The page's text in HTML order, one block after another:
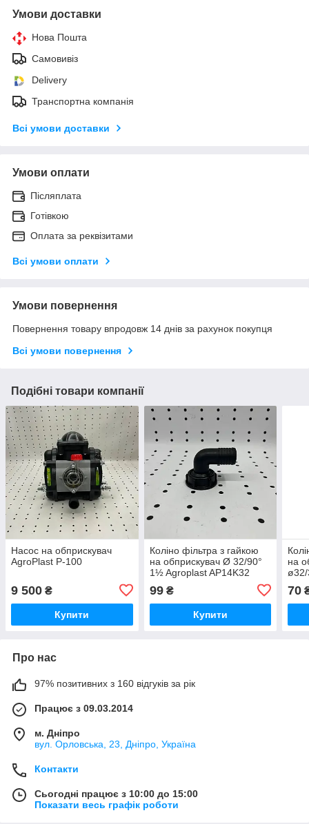
Умови доставки
Нова Пошта
Самовивіз
Delivery
Транспортна компанія
Всі умови доставки
Умови оплати
Післяплата
Готівкою
Оплата за реквізитами
Всі умови оплати
Умови повернення
Повернення товару впродовж 14 днів за рахунок покупця
Всі умови повернення
Подібні товари компанії
Насос на обприскувач
AgroPlast P-100
9 500 ₴
Купити
Коліно фільтра з гайкою
на обприскувач Ø 32/90°
1½ Agroplast AP14K32
99₴
Купити
на
ø32/
70
Про нас
97% позитивних з 160 відгуків за рік
Працює з 09.03.2014
м. Дніпро
вул. Орловська, 23, Дніпро, Україна
Контакти
Сьогодні працює з 10:00 до 15:00
Показати весь графік роботи